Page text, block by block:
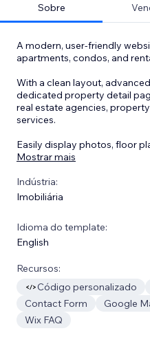
Sobre
A modern, user-friendly
apartments, condos, and
With a clean layout,
dedicated property detail
real estate agencies,
services.
Easily display photos, floor
Mostrar mais
Indústria:
Imobiliária
Idioma do template:
English
Recursos:
Código personalizado
Contact Form
Google
Wix FAQ